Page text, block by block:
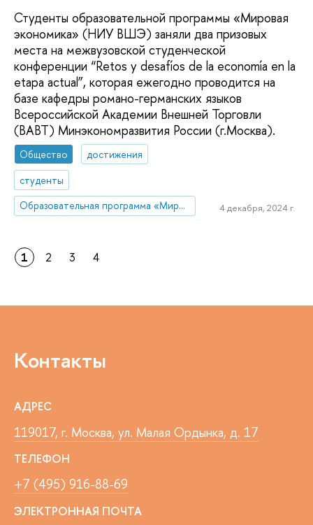
Студенты образовательной программы «Мировая
экономика» (НИУ ВШЭ) заняли два призовых
места на межвузовской студенческой
конференции “Retos y desafíos de la economía en la
etapa actual”, которая ежегодно проводится на
базе кафедры романо-германских языков
Всероссийской Академии Внешней Торговли
(ВАВТ) Минэкономразвития России (г.Москва).
Общество
достижения
студенты
Образовательная программа «Мировая экономика»
4 декабря, 2024 г.
1 2 3 4
Контакты
АДРЕС
119017, г. Москва, ул. Малая Ордынка, д. 17
ТЕЛЕФОН
+7 (495) 916-88-69
ЭЛЕКТРОННАЯ ПОЧТА